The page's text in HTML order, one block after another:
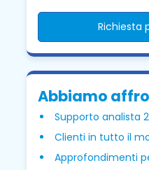
Richiesta
Abbiamo
Supporto analista
Clienti in tutto il
Approfondimenti